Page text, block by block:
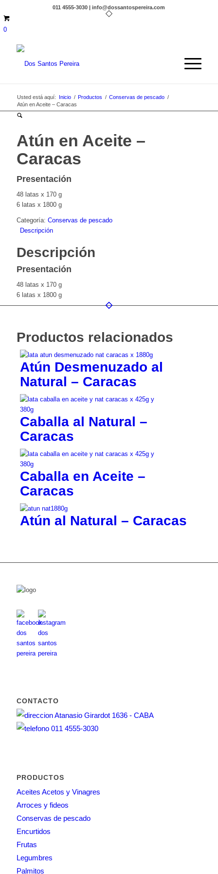
011 4555-3030 | info@dossantospereira.com
0
Usted está aquí: Inicio / Productos / Conservas de pescado /
Atún en Aceite – Caracas
Atún en Aceite –
Caracas
Presentación
48 latas x 170 g
6 latas x 1800 g
Categoría: Conservas de pescado
Descripción
Descripción
Presentación
48 latas x 170 g
6 latas x 1800 g
Productos relacionados
Atún Desmenuzado al
Natural – Caracas
Caballa al Natural –
Caracas
Caballa en Aceite –
Caracas
Atún al Natural – Caracas
CONTACTO
Atanasio Girardot 1636 - CABA
011 4555-3030
PRODUCTOS
Aceites Acetos y Vinagres
Arroces y fideos
Conservas de pescado
Encurtidos
Frutas
Legumbres
Palmitos